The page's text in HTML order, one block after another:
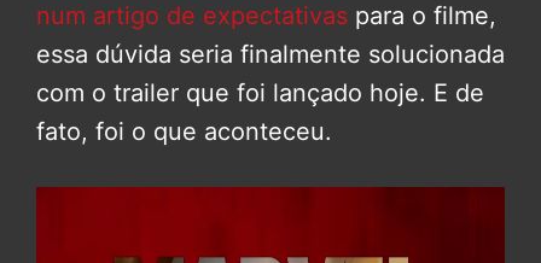
num artigo de expectativas para o filme,
essa dúvida seria finalmente solucionada
com o trailer que foi lançado hoje. E de
fato, foi o que aconteceu.